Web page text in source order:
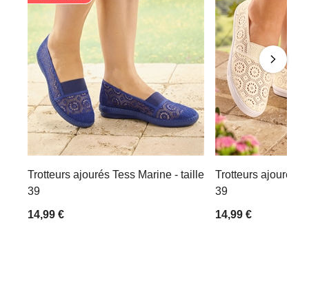
Trotteurs ajourés Tess Marine - taille
39
14,99 €
Trotteurs ajourés
39
14,99 €